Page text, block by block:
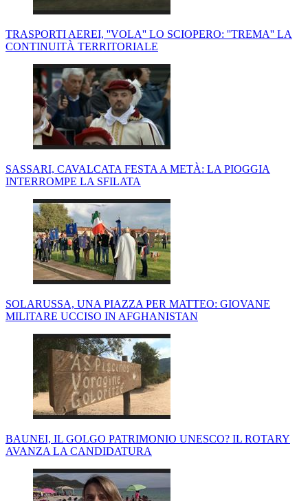
TRASPORTI AEREI, ''VOLA'' LO SCIOPERO: ''TREMA'' LA
CONTINUITÀ TERRITORIALE
SASSARI, CAVALCATA FESTA A METÀ: LA PIOGGIA
INTERROMPE LA SFILATA
SOLARUSSA, UNA PIAZZA PER MATTEO: GIOVANE
MILITARE UCCISO IN AFGHANISTAN
BAUNEI, IL GOLGO PATRIMONIO UNESCO? IL ROTARY
AVANZA LA CANDIDATURA